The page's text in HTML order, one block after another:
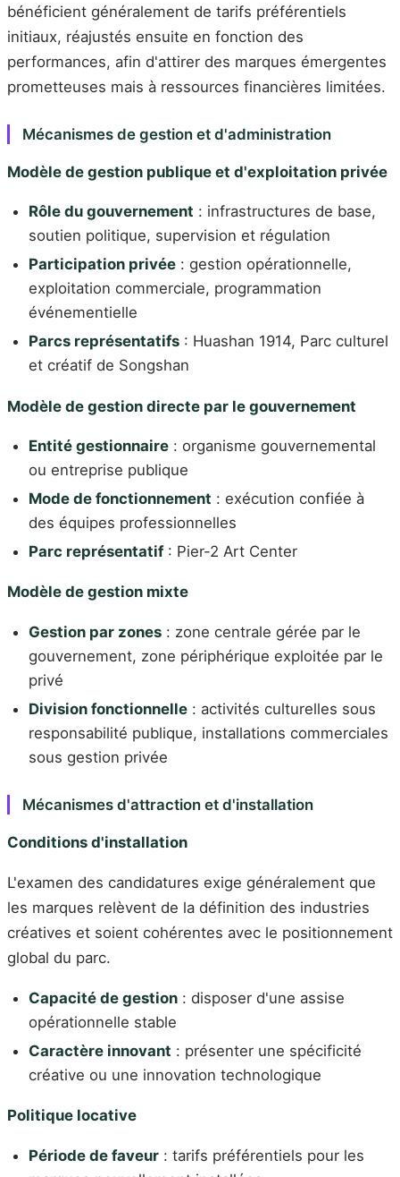
bénéficient généralement de tarifs préférentiels
initiaux, réajustés ensuite en fonction des
performances, afin d'attirer des marques émergentes
prometteuses mais à ressources financières limitées.
Mécanismes de gestion et d'administration
Modèle de gestion publique et d'exploitation privée
Rôle du gouvernement : infrastructures de base,
soutien politique, supervision et régulation
Participation privée : gestion opérationnelle,
exploitation commerciale, programmation
événementielle
Parcs représentatifs : Huashan 1914, Parc culturel
et créatif de Songshan
Modèle de gestion directe par le gouvernement
Entité gestionnaire : organisme gouvernemental
ou entreprise publique
Mode de fonctionnement : exécution confiée à
des équipes professionnelles
Parc représentatif: Pier-2 Art Center
Modèle de gestion mixte
Gestion par zones : zone centrale gérée par le
gouvernement, zone périphérique exploitée par le
privé
Division fonctionnelle : activités culturelles sous
responsabilité publique, installations commerciales
sous gestion privée
Mécanismes d'attraction et d'installation
Conditions d'installation
L'examen des candidatures exige généralement que
les marques relèvent de la définition des industries
créatives et soient cohérentes avec le positionnement
global du parc.
Capacité de gestion : disposer d'une assise
opérationnelle stable
Caractère innovant : présenter une spécificité
créative ou une innovation technologique
Politique locative
Période de faveur : tarifs préférentiels pour les